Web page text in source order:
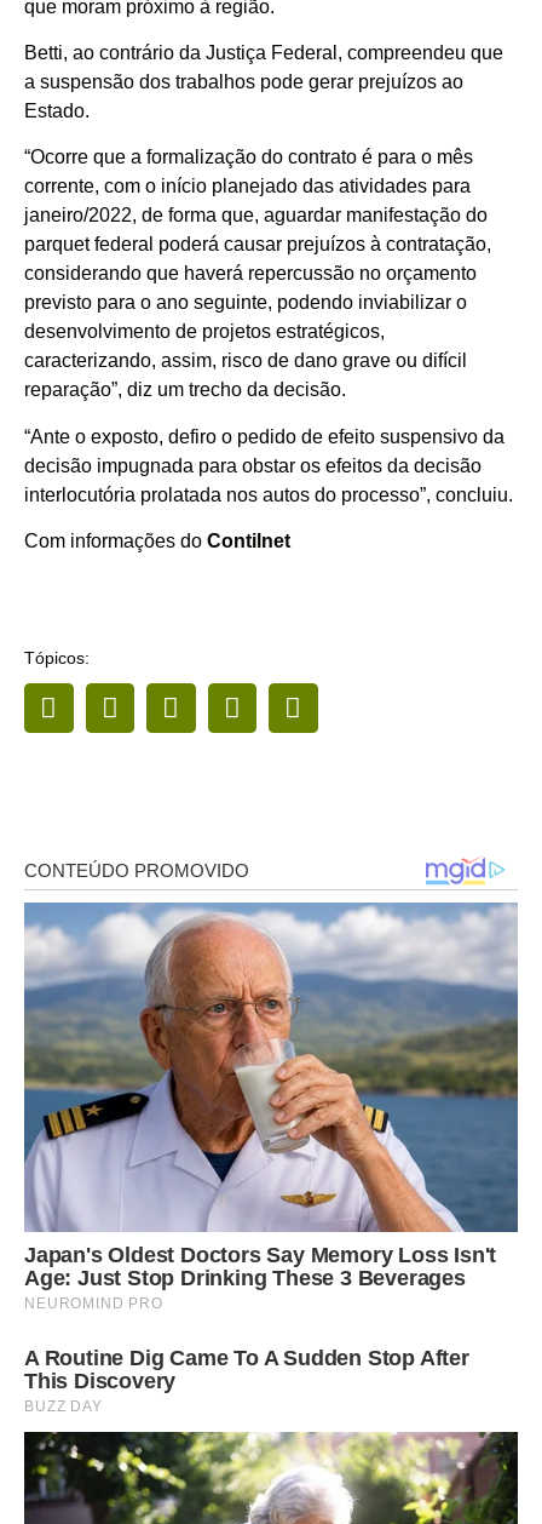
que moram próximo à região.
Betti, ao contrário da Justiça Federal, compreendeu que
a suspensão dos trabalhos pode gerar prejuízos ao
Estado.
“Ocorre que a formalização do contrato é para o mês
corrente, com o início planejado das atividades para
janeiro/2022, de forma que, aguardar manifestação do
parquet federal poderá causar prejuízos à contratação,
considerando que haverá repercussão no orçamento
previsto para o ano seguinte, podendo inviabilizar o
desenvolvimento de projetos estratégicos,
caracterizando, assim, risco de dano grave ou difícil
reparação”, diz um trecho da decisão.
“Ante o exposto, defiro o pedido de efeito suspensivo da
decisão impugnada para obstar os efeitos da decisão
interlocutória prolatada nos autos do processo”, concluiu.
Com informações do Contilnet
Tópicos: